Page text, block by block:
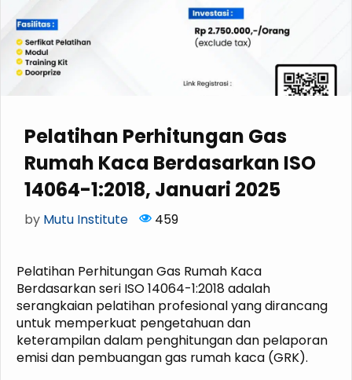
Pelatihan Perhitungan Gas
Rumah Kaca Berdasarkan ISO
14064-1:2018, Januari 2025
by Mutu Institute 459
Pelatihan Perhitungan Gas Rumah Kaca
Berdasarkan seri ISO 14064-1:2018 adalah
serangkaian pelatihan profesional yang dirancang
untuk memperkuat pengetahuan dan
keterampilan dalam penghitungan dan pelaporan
emisi dan pembuangan gas rumah kaca (GRK).